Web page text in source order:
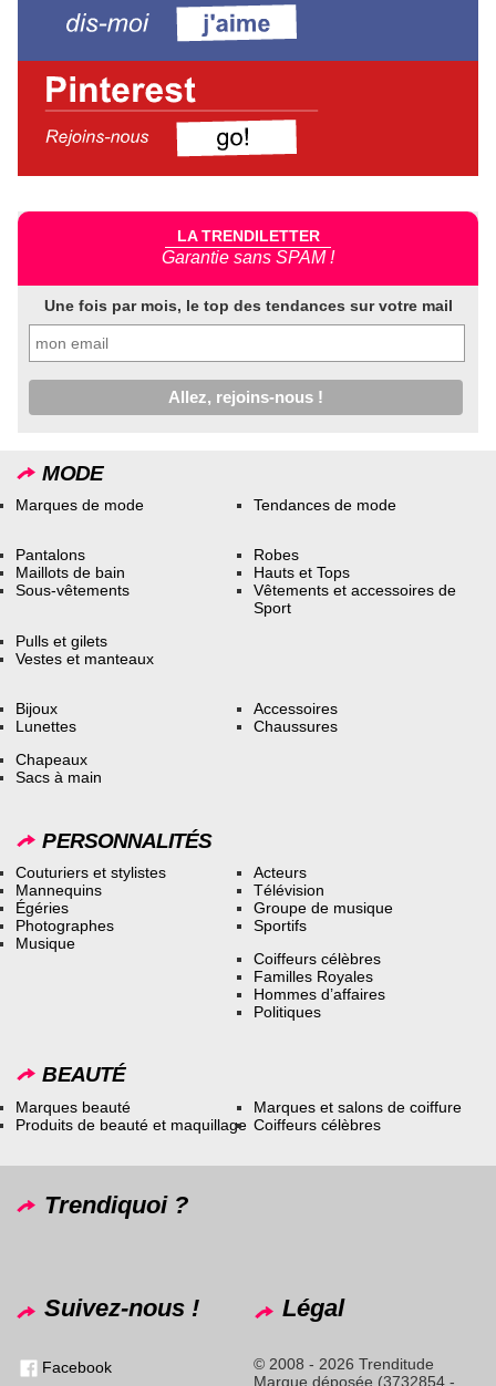
LA TRENDILETTER
Garantie sans SPAM !
Une fois par mois, le top des tendances sur votre mail
MODE
Marques de mode Tendances de mode
Pantalons
Maillots de bain
Sous-vêtements
Robes
Hauts et Tops
Vêtements et accessoires de
Sport
Pulls et gilets
Vestes et manteaux
Bijoux
Lunettes
Accessoires
Chaussures
Chapeaux
Sacs à main
PERSONNALITÉS
Couturiers et stylistes
Mannequins
Égéries
Photographes
Musique
Acteurs
Télévision
Groupe de musique
Sportifs
Coiffeurs célèbres
Familles Royales
Hommes d’affaires
Politiques
BEAUTÉ
Marques beauté
Produits de beauté et maquillage
Marques et salons de coiffure
Coiffeurs célèbres
Trendiquoi ?
Suivez-nous !
Facebook
Légal
© 2008 - 2026 Trenditude
Marque déposée (3732854 -